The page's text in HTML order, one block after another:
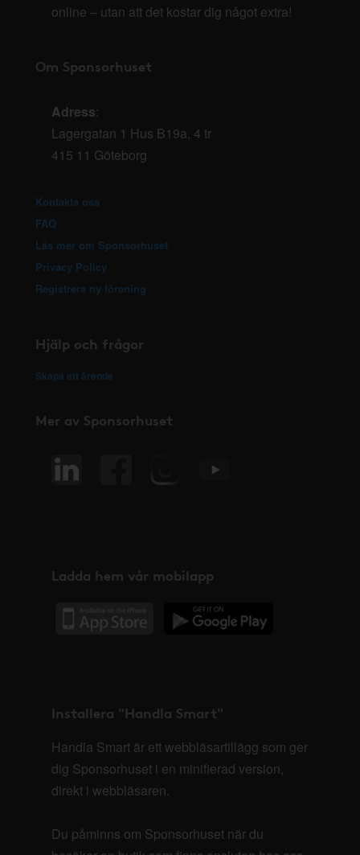
online – utan att det kostar dig något extra!
Om Sponsorhuset
Adress:
Lagergatan 1 Hus B19a, 4 tr
415 11 Göteborg
Kontakta oss
FAQ
Läs mer om Sponsorhuset
Privacy Policy
Registrera ny förening
Hjälp och frågor
Skapa ett ärende
Mer av Sponsorhuset
Ladda hem vår mobilapp
Installera "Handla Smart"
Handla Smart är ett webbläsartillägg som ger
dig Sponsorhuset i en minifierad version,
direkt i webbläsaren.
Du påminns om Sponsorhuset när du